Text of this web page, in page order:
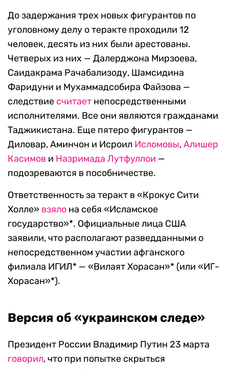
До задержания трех новых фигурантов по
уголовному делу о теракте проходили 12
человек, десять из них были арестованы.
Четверых из них — Далерджона Мирзоева,
Саидакрама Рачабализоду, Шамсидина
Фаридуни и Мухаммадсобира Файзова —
следствие считает непосредственными
исполнителями. Все они являются гражданами
Таджикистана. Еще пятеро фигурантов —
Диловар, Аминчон и Исроил Исломовы,Алишер
Касимов и Назримада Лутфуллои —
подозреваются в пособничестве.
Ответственность за теракт в «Крокус Сити
Холле» взяло на себя «Исламское
государство»*. Официальные лица США
заявили, что располагают разведданными о
непосредственном участии афганского
филиала ИГИЛ* — «Вилаят Хорасан»* (или «ИГ-
Хорасан»*).
Версия об «украинском следе»
Президент России Владимир Путин 23 марта
говорил, что при попытке скрыться